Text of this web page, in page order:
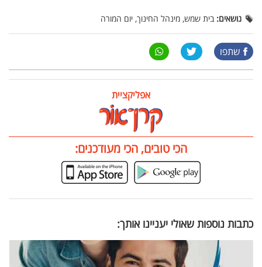
נושאים: בית שמש, מינהל החינוך, יום המורה
שתפו
אפליקציית
הכי טובים, הכי מעודכנים:
כתבות נוספות שאולי יעניינו אותך: